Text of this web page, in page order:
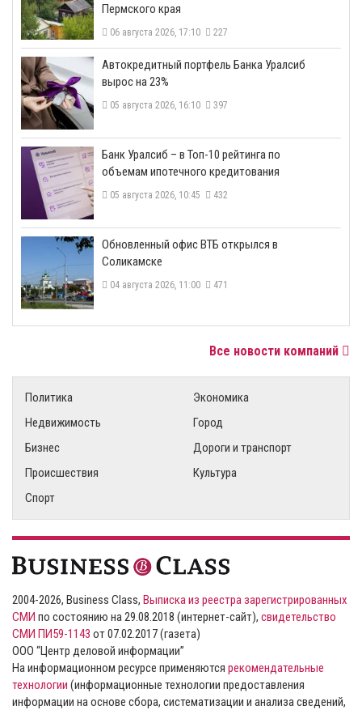
Пермского края
06 августа 2026, 17:10 227
​Автокредитный портфель Банка Уралсиб
вырос на 23%
05 августа 2026, 16:10 397
​Банк Уралсиб – в Топ-10 рейтинга по
объемам ипотечного кредитования
05 августа 2026, 10:45 432
​Обновленный офис ВТБ открылся в
Соликамске
04 августа 2026, 11:00 471
Все новости компаний
Политика
Экономика
Недвижимость
Город
Бизнес
Дороги и транспорт
Происшествия
Культура
Спорт
2004-2026, Business Class, Выписка из реестра зарегистрированных
СМИ по состоянию на 29.08.2018 (интернет-сайт), свидетельство
СМИ ПИ59-1143 от 07.02.2017 (газета)
ООО “Центр деловой информации”
На информационном ресурсе применяются рекомендательные
технологии (информационные технологии предоставления
информации на основе сбора, систематизации и анализа сведений,